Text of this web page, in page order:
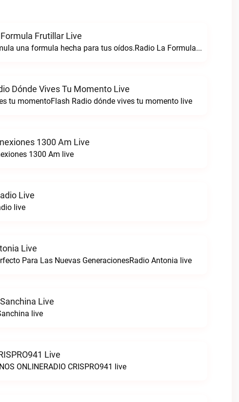
Frutillar Live
Radio formula una formula hecha para tus oídos.Radio La Formula Frutillar live
Dónde Vives Tu Momento Live
tu momentoFlash Radio dónde vives tu momento live
1300 Am Live
1300 Am live
Live
live
Live
Para Las Nuevas GeneracionesRadio Antonia live
Live
live
Live
ONLINERADIO CRISPRO941 live